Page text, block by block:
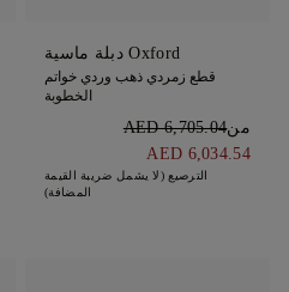
Oxford دبلة ماسية
قطع زمردي ذهب وردي خواتم
الخطوبة
منAED 6,705.04
AED 6,034.54
الترصيع (لا يشمل ضريبة القيمة
المضافة)